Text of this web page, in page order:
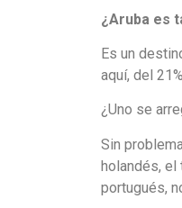
¿Aruba es
Es un
aquí, del
¿Uno se
Sin
holandés, el
portugués,